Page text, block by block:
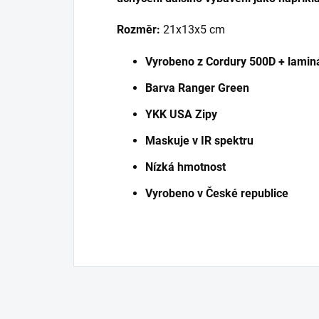
Rozměr: 21x13x5 cm
Vyrobeno z Cordury 500D +
Barva Ranger Green
YKK USA Zipy
Maskuje v IR spektru
Nízká hmotnost
Vyrobeno v České republice